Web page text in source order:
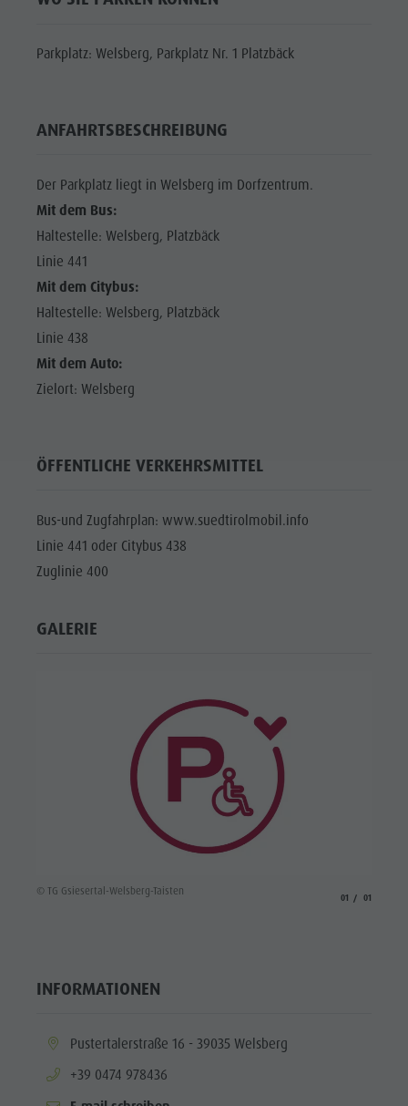
KINDER
EVENTS
Events
Parkplatz: Welsberg, Parkplatz Nr. 1 Platzbäck
ANFAHRTSBESCHREIBUNG
Der Parkplatz liegt in Welsberg im Dorfzentrum.
Mit dem Bus:
Haltestelle: Welsberg, Platzbäck
Linie 441
Mit dem Citybus:
Haltestelle: Welsberg, Platzbäck
Linie 438
Mit dem Auto:
Zielort: Welsberg
ÖFFENTLICHE VERKEHRSMITTEL
Bus-und Zugfahrplan: www.suedtirolmobil.info
Linie 441 oder Citybus 438
Zuglinie 400
GALERIE
© TG Gsiesertal-Welsberg-Taisten
01 01
INFORMATIONEN
aria.location:
Pustertalerstraße 16 - 39035 Welsberg
aria.phone:
+39 0474 978436